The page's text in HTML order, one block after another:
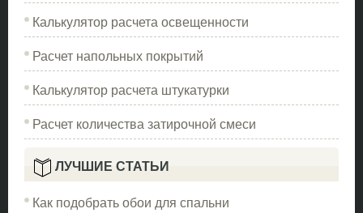
Калькулятор расчета освещенности
Расчет напольных покрытий
Калькулятор расчета штукатурки
Расчет количества затирочной смеси
ЛУЧШИЕ СТАТЬИ
Как подобрать обои для спальни